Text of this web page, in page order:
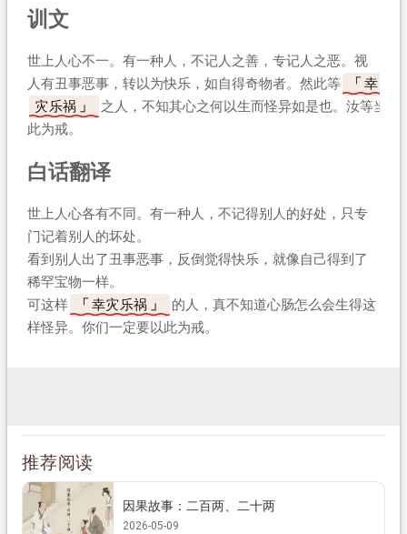
训文
世上人心不一。有一种人，不记人之善，专记人之恶。视
人有丑事恶事，转以为快乐，如自得奇物者。然此等
幸
灾乐祸
之人，不知其心之何以生而怪异如是也。汝等当
此为戒。
白话翻译
世上人心各有不同。有一种人，不记得别人的好处，只专
门记着别人的坏处。
看到别人出了丑事恶事，反倒觉得快乐，就像自己得到了
稀罕宝物一样。
可这样
幸灾乐祸
的人，真不知道心肠怎么会生得这
样怪异。你们一定要以此为戒。
推荐阅读
因果故事：二百两、二十两
2026-05-09